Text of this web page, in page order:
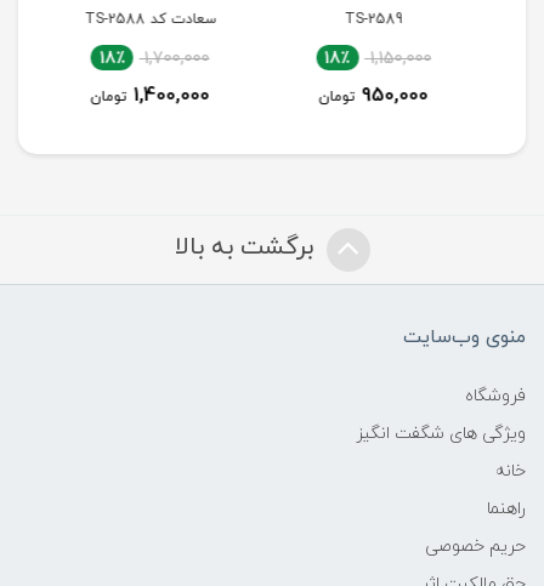
TS-2589
1,150,000 18٪
950,000 تومان
سعادت کد TS-2588
1,700,000 18٪
1,400,000 تومان
برگشت به بالا
منوی وب‌سایت
فروشگاه
ویژگی های شگفت انگیز
خانه
راهنما
حریم خصوصی